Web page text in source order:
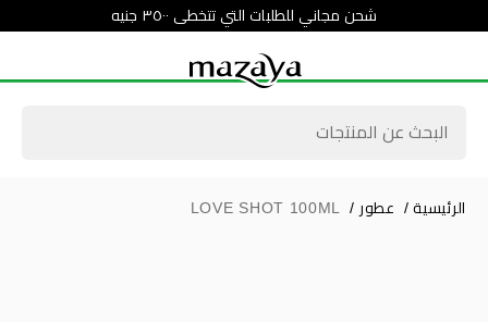
شحن مجاني للطلبات التي تتخطى ٣٥٠٠ جنيه
الرئيسية / عطور /
LOVE SHOT 100ML